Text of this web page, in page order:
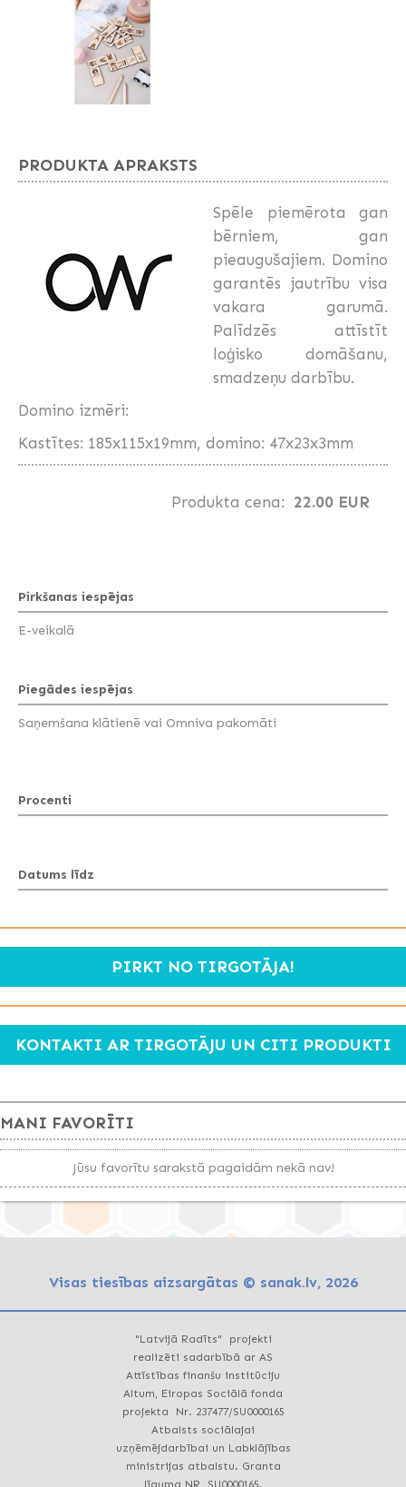
PRODUKTA APRAKSTS
Spēle piemērota gan
bērniem, gan
pieaugušajiem. Domino
garantēs jautrību visa
vakara garumā.
Palīdzēs attīstīt
loģisko domāšanu,
smadzeņu darbību.
Domino izmēri:
Kastītes: 185x115x19mm, domino: 47x23x3mm
Produkta cena: 22.00 EUR
Pirkšanas iespējas
E-veikalā
Piegādes iespējas
Saņemšana klātienē vai Omniva pakomāti
Procenti
Datums līdz
PIRKT NO TIRGOTĀJA!
KONTAKTI AR TIRGOTĀJU UN CITI PRODUKTI
MANI FAVORĪTI
Jūsu favorītu sarakstā pagaidām nekā nav!
Visas tiesības aizsargātas © sanak.lv, 2026
"Latvijā Radīts" projekti
realizēti sadarbībā ar AS
Attīstības finanšu institūciju
Altum, Eiropas Sociālā fonda
projekta Nr. 237477/SU0000165
Atbalsts sociālajai
uzņēmējdarbībai un Labklājības
ministrijas atbalstu. Granta
līguma NR SU0000165.